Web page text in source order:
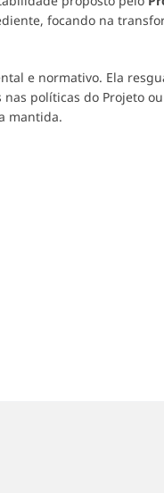
focando na
e normativo. Ela
políticas do Projeto
mantida.